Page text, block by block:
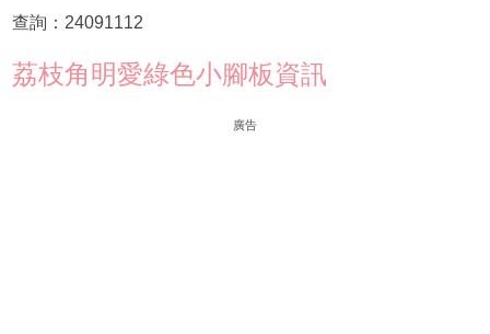
查詢：24091112
荔枝角明愛綠色小腳板資訊
廣告